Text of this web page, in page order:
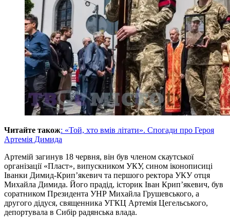
Читайте також: «Той, хто вмів літати». Спогади про Героя
Артемія Димида
Артемій загинув 18 червня, він був членом скаутської
організації «Пласт», випускником УКУ, сином іконописиці
Іванки Димид-Крип’якевич та першого ректора УКУ отця
Михайла Димида. Його прадід, історик Іван Крип’якевич, був
соратником Президента УНР Михайла Грушевського, а
другого дідуся, священника УГКЦ Артемія Цегельського,
депортувала в Сибір радянська влада.